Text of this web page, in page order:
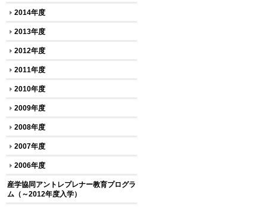
2014年度
2013年度
2012年度
2011年度
2010年度
2009年度
2008年度
2007年度
2006年度
産学協同アントレプレナー教育プログラ
ム（～2012年度入学）